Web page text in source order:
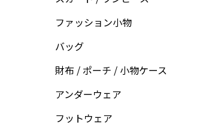
ファッション小物
バッグ
財布 / ポーチ / 小物ケース
アンダーウェア
フットウェア